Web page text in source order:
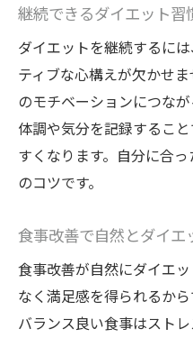
ダイエットに役
用法
新鮮野菜を使っ
地元食材で飽
善
ダイエットサポ
地域の食文化と
家庭で実践でき
リバウンドを防ぐ食
リバウンドしな
継続できるダイエット習
ダイエットを継続するに
ティブな心構えが欠かせ
のモチベーションにつな
体調や気分を記録するこ
すくなります。自分に合
のコツです。
食事改善で自然とダイエ
食事改善が自然にダイエ
なく満足感を得られるか
バランス良い食事はスト